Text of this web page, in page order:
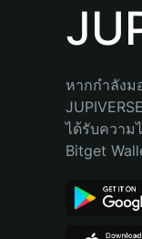
Bahasa Indonesia
Português (Brasil)
หากกำลังม
ได้รับความ
Bitget